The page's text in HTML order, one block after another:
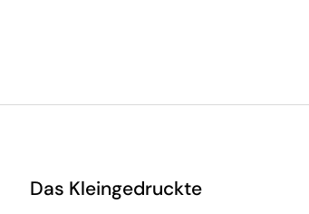
Das Kleingedruckte